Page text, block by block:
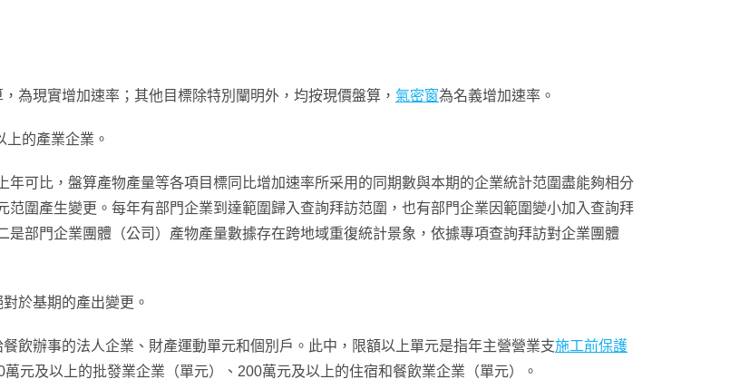
為現實增加速率；其他目標除特別闡明外，均按現價盤算， 氣密窗為名義增加速率。
上的產業企業。
可比，盤算產物產量等各項目標同比增加速率所采用的同期數與本期的企業統計范圍盡能夠相分
圍產生變更。每年有部門企業到達範圍歸入查詢拜訪范圍，也有部門企業因範圍變小加入查詢拜
部門企業團體（公司）產物產量數據存在跨地域重復統計景象，依據專項查詢拜訪對企業團體
於基期的產出變更。
飲辦事的法人企業、財產運動單元和個別戶。此中，限額以上單元是指年主營營業支施工前保護
元及以上的批發業企業（單元）、200萬元及以上的住宿和餐飲業企業（單元）。